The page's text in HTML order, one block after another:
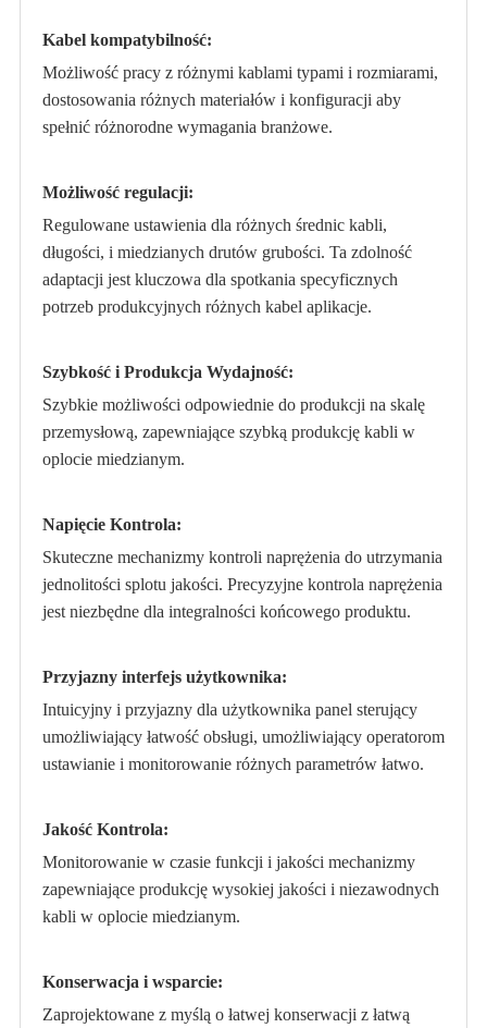
Kabel kompatybilność:
Możliwość pracy z różnymi kablami typami i rozmiarami,
dostosowania różnych materiałów i konfiguracji aby
spełnić różnorodne wymagania branżowe.
Możliwość regulacji:
Regulowane ustawienia dla różnych średnic kabli,
długości, i miedzianych drutów grubości. Ta zdolność
adaptacji jest kluczowa dla spotkania specyficznych
potrzeb produkcyjnych różnych kabel aplikacje.
Szybkość i Produkcja Wydajność:
Szybkie możliwości odpowiednie do produkcji na skalę
przemysłową, zapewniające szybką produkcję kabli w
oplocie miedzianym.
Napięcie Kontrola:
Skuteczne mechanizmy kontroli naprężenia do utrzymania
jednolitości splotu jakości. Precyzyjne kontrola naprężenia
jest niezbędne dla integralności końcowego produktu.
Przyjazny interfejs użytkownika:
Intuicyjny i przyjazny dla użytkownika panel sterujący
umożliwiający łatwość obsługi, umożliwiający operatorom
ustawianie i monitorowanie różnych parametrów łatwo.
Jakość Kontrola:
Monitorowanie w czasie funkcji i jakości mechanizmy
zapewniające produkcję wysokiej jakości i niezawodnych
kabli w oplocie miedzianym.
Konserwacja i wsparcie:
Zaprojektowane z myślą o łatwej konserwacji z łatwą